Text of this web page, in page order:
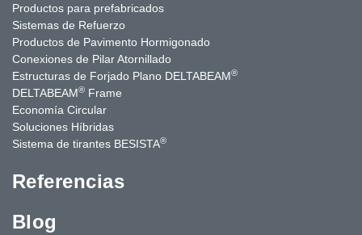
Productos para prefabricados
Sistemas de Refuerzo
Productos de Pavimento Hormigonado
Conexiones de Pilar Atornillado
Estructuras de Forjado Plano DELTABEAM®
DELTABEAM® Frame
Economía Circular
Soluciones Híbridas
Sistema de tirantes BESISTA®
Referencias
Blog